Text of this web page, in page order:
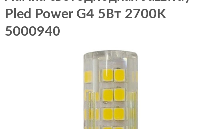
Pled Power G4 5Вт 2700K
5000940